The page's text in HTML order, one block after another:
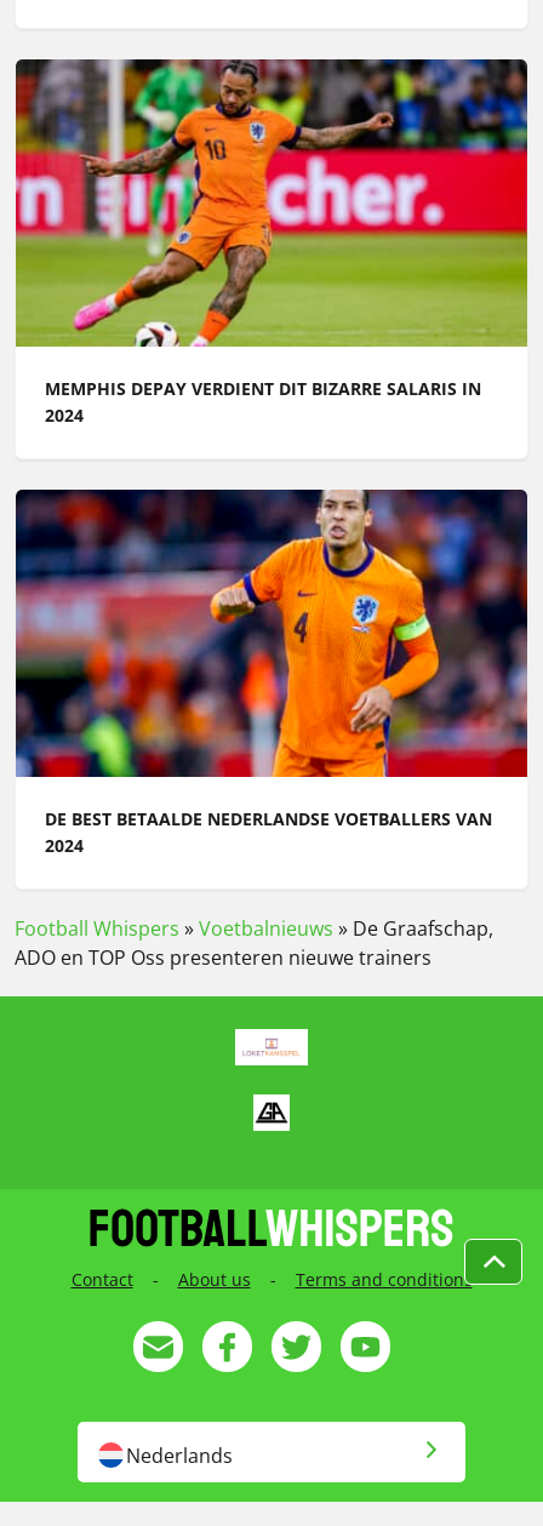
MEMPHIS DEPAY VERDIENT DIT BIZARRE SALARIS IN
2024
DE BEST BETAALDE NEDERLANDSE VOETBALLERS VAN
2024
Football Whispers »Voetbalnieuws » De Graafschap,
ADO en TOP Oss presenteren nieuwe trainers
Contact - About us - Terms and conditions
Nederlands